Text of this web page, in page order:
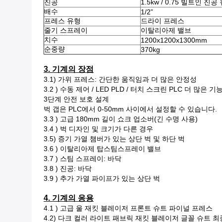
진공
1.5kw / 0.75 빌트인 진공
배수
1/2”
프레스 유형
드라이 프레스
줄기 스프레이
이탈리아제 밸브
치수
1200x1200x1300mm
순중량
370kg
3. 기계의 장점
3.1) 가위 프레스: 간단한 움직임과 더 많은 안정성
3.2 ) 수동 제어 / LED PLD / 터치 스크린 PLC 더 많은 기능
3단계 안전 보호 설계
벅 갭은 PLC에서 0-50mm 사이에서 설정할 수 있습니다.
3.3 ) 고급 180mm 길이 쇼크 업소버(긴 수명 사용)
3.4 ) 벅 디자인 및 크기가 다른 경우
3.5) 증기 가열 챔버가 있는 상단 벅 및 하단 벅
3.6 ) 이탈리아제 탑스팀스프레이 밸브
3.7 ) 스팀 스프레이: 바닥
3.8 ) 진공: 바닥
3.9 ) 추가 가열 파이프가 있는 상단 벅
4. 기계의 응용
4.1 ) 고급 울 재킷 블레이저 프론트 슈트 파이널 프레스
4.2) 다크 컬러 라이트 패브릭 재킷 블레이저 글꼴 슈트 최